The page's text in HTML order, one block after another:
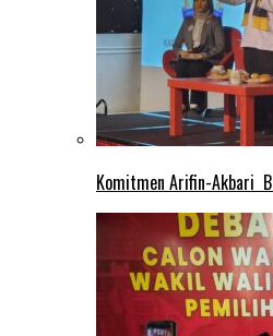
Komitmen Arifin-Akbari